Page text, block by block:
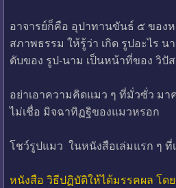
อาจารย์ก็คือ อุปาทานขันธ์ ๕ ของ
สภาพธรรม ให้รู้ว่า เกิด รูปอะไร น
ดับของ รูป-นาม เป็นหน้าที่ของ วิ
อย่าเอาความคิดแมว ๆ ที่มั่วซั่ว ม
ไม่เชื่อ มิจฉาทิฏฐิของแมวหรอก
โชว์รูปแมว ในหนังสือเล่มแรก ๆ ที่
หนังสือ วิธีปฏิบัติให้ได้มรรคผล โด